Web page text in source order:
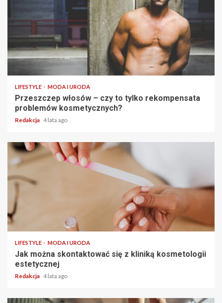
2 min read
LIFESTYLE MODA I URODA
Przeszczep włosów – czy to tylko rekompensata
problemów kosmetycznych?
Redakcja 4 lata ago
LIFESTYLE MODA I URODA
Jak można skontaktować się z kliniką kosmetologii
estetycznej
Redakcja 4 lata ago